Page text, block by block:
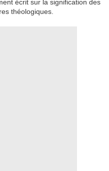
écrit sur ​​la signification des
théologiques